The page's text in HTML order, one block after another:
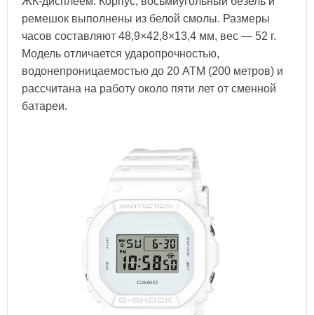
ремешок выполнены из белой смолы. Размеры
часов составляют 48,9×42,8×13,4 мм, вес — 52 г.
Модель отличается ударопрочностью,
водонепроницаемостью до 20 АТМ (200 метров) и
рассчитана на работу около пяти лет от сменной
батареи.